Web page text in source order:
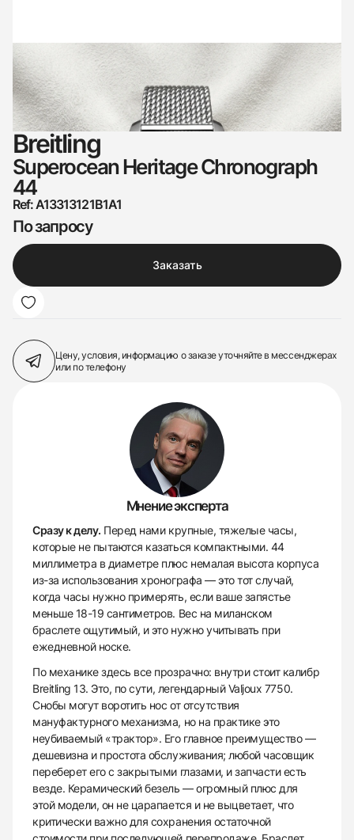
Breitling
Superocean Heritage Chronograph
44
Ref: A13313121B1A1
По запросу
Заказать
Цену, условия, информацию о заказеуточняйте в мессенджерах
или по телефону
Мнение эксперта
Сразу к делу. Перед нами крупные, тяжелые часы,
которые не пытаются казаться компактными. 44
миллиметра в диаметре плюс немалая высота корпуса
из-за использования хронографа — это тот случай,
когда часы нужно примерять, если ваше запястье
меньше 18-19 сантиметров. Вес на миланском
браслете ощутимый, и это нужно учитывать при
ежедневной носке.
По механике здесь все прозрачно: внутри стоит калибр
Breitling 13. Это, по сути, легендарный Valjoux 7750.
Снобы могут воротить нос от отсутствия
мануфактурного механизма, но на практике это
неубиваемый «трактор». Его главное преимущество —
дешевизна и простота обслуживания; любой часовщик
переберет его с закрытыми глазами, и запчасти есть
везде. Керамический безель — огромный плюс для
этой модели, он не царапается и не выцветает, что
критически важно для сохранения остаточной